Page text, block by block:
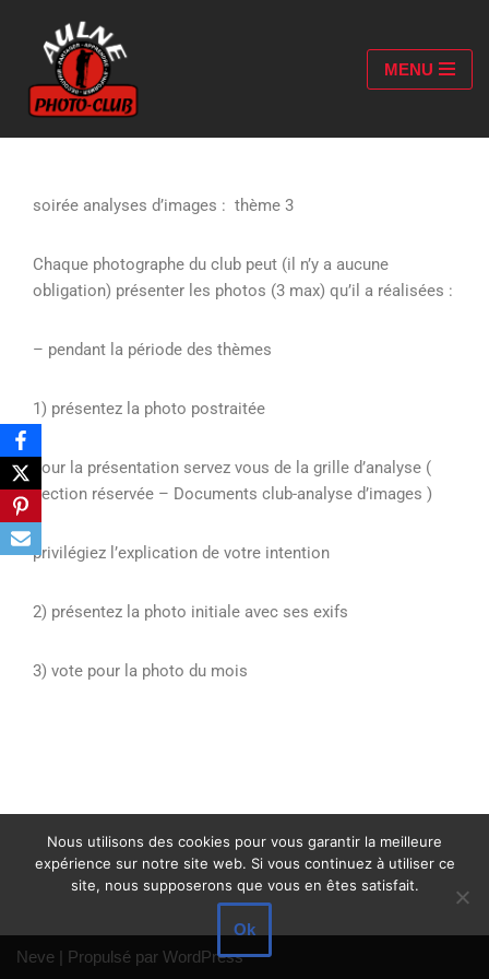
Aller
au
contenu
MENU
soirée analyses d’images : thème 3
Chaque photographe du club peut (il n’y a aucune
obligation) présenter les photos (3 max) qu’il a réalisées :
– pendant la période des thèmes
1) présentez la photo postraitée
pour la présentation servez vous de la grille d’analyse (
section réservée – Documents club-analyse d’images )
privilégiez l’explication de votre intention
2) présentez la photo initiale avec ses exifs
3) vote pour la photo du mois
Neve | Propulsé par WordPress
Nous utilisons des cookies pour vous garantir la meilleure
expérience sur notre site web. Si vous continuez à utiliser ce
site, nous supposerons que vous en êtes satisfait.
Ok